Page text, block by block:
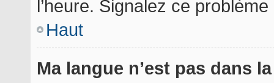
l’heure. Signalez ce problème
Haut
Ma langue n’est pas dans